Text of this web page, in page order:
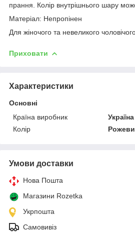
прання. Колір внутрішнього шару
Матеріал: Непропінен
Для жіночого та невеликого
Приховати
Характеристики
Основні
Країна виробник
Україна
Колір
Умови доставки
Нова Пошта
Магазини Rozetka
Укрпошта
Самовивіз